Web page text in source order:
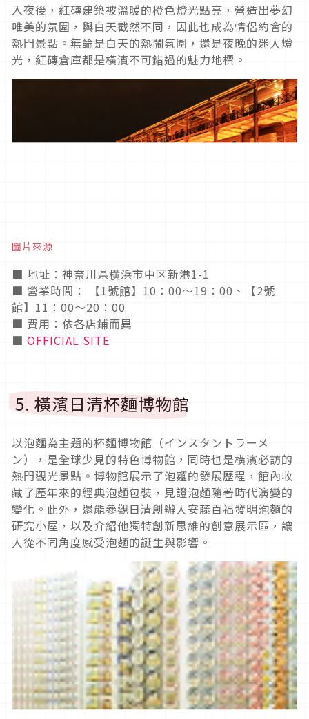
入夜後，紅磚建築被溫暖的橙色燈光點亮，營造出夢幻
唯美的氛圍，與白天截然不同，因此也成為情侶約會的
熱門景點。無論是白天的熱鬧氛圍，還是夜晚的迷人燈
光，紅磚倉庫都是橫濱不可錯過的魅力地標。
圖片來源
■ 地址：神奈川県横浜市中区新港1-1
■ 營業時間： 【1號館】10：00〜19：00、【2號
館】11：00～20：00
■ 費用：依各店鋪而異
■ OFFICIAL SITE
5. 橫濱日清杯麵博物館
以泡麵為主題的杯麵博物館（インスタントラーメ
ン），是全球少見的特色博物館，同時也是橫濱必訪的
熱門觀光景點。博物館展示了泡麵的發展歷程，館內收
藏了歷年來的經典泡麵包裝，見證泡麵隨著時代演變的
變化。此外，還能參觀日清創辦人安藤百福發明泡麵的
研究小屋，以及介紹他獨特創新思維的創意展示區，讓
人從不同角度感受泡麵的誕生與影響。